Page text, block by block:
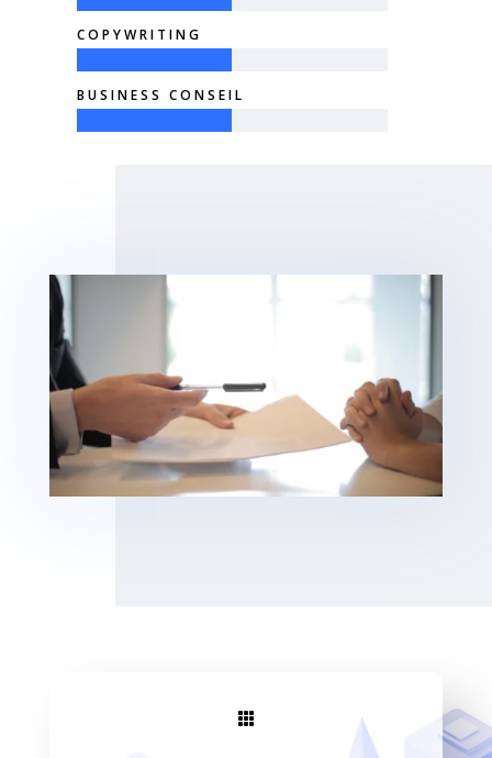
COPYWRITING
BUSINESS CONSEIL
